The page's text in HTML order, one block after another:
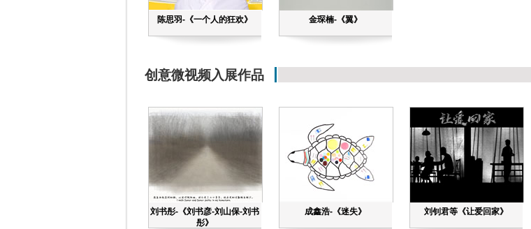
陈思羽-《一个人的狂欢》 金琛楠-《翼》
创意微视频入展作品
刘书彤-《刘书彦-刘山保-刘书
彤》
成鑫浩-《迷失》 刘钊君等《让爱回家》